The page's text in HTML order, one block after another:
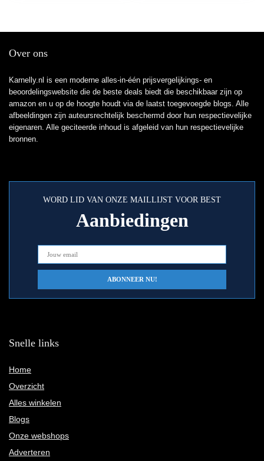
Over ons
Karnelly.nl is een moderne alles-in-één prijsvergelijkings- en
beoordelingswebsite die de beste deals biedt die beschikbaar zijn op
amazon en u op de hoogte houdt via de laatst toegevoegde blogs. Alle
afbeeldingen zijn auteursrechtelijk beschermd door hun respectievelijke
eigenaren. Alle geciteerde inhoud is afgeleid van hun respectievelijke
bronnen.
WORD LID VAN ONZE MAILLIJST VOOR BEST
Aanbiedingen
Snelle links
Home
Overzicht
Alles winkelen
Blogs
Onze webshops
Adverteren